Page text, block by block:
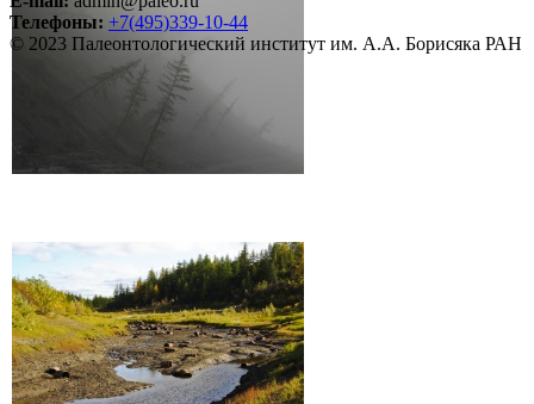
Телефоны: +7(495)339-10-44
© 2023 Палеонтологический институт им. А.А. Борисяка РАН